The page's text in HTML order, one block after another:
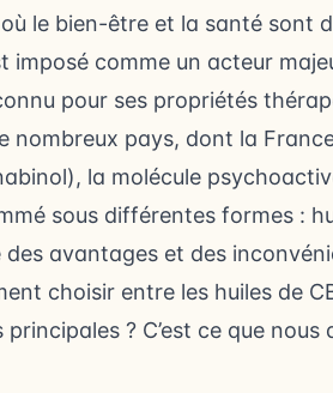
le bien-être et la santé sont
imposé comme un acteur
pour ses propriétés
nombreux pays, dont la
la molécule
sous différentes formes :
avantages et des
choisir entre les huiles de
? C’est ce que